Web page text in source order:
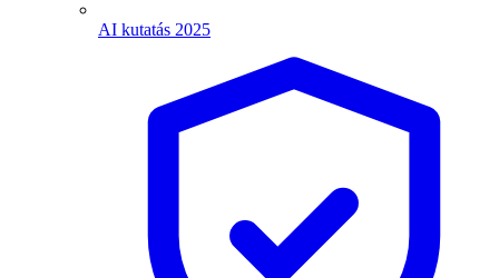
AI kutatás 2025